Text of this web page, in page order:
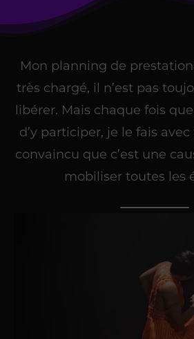
Mon planning de
très chargé, il n’est pas
libérer. Mais chaque fois
d’y participer, je le fais
convaincu que c’est une
mobiliser toutes les